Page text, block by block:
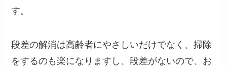
す。
段差の解消は高齢者にやさしいだけでなく、掃除
をするのも楽になりますし、段差がないので、お